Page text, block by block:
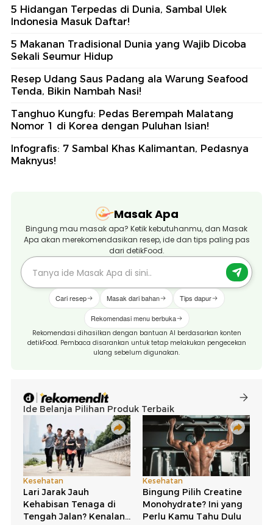
5 Hidangan Terpedas di Dunia, Sambal Ulek
Indonesia Masuk Daftar!
5 Makanan Tradisional Dunia yang Wajib Dicoba
Sekali Seumur Hidup
Resep Udang Saus Padang ala Warung Seafood
Tenda, Bikin Nambah Nasi!
Tanghuo Kungfu: Pedas Berempah Malatang
Nomor 1 di Korea dengan Puluhan Isian!
Infografis: 7 Sambal Khas Kalimantan, Pedasnya
Maknyus!
Masak Apa
Bingung mau masak apa? Ketik kebutuhanmu, dan Masak
Apa akan merekomendasikan resep, ide dan tips paling pas
dari detikFood.
Cari resep Masak dari bahan Tips dapur
Rekomendasi menu berbuka
Rekomendasi dihasilkan dengan bantuan AI berdasarkan konten
detikFood. Pembaca disarankan untuk tetap melakukan pengecekan
ulang sebelum digunakan.